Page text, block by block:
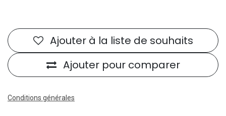
Ajouter pour comparer
Ajouter à la liste de souhaits
Conditions générales